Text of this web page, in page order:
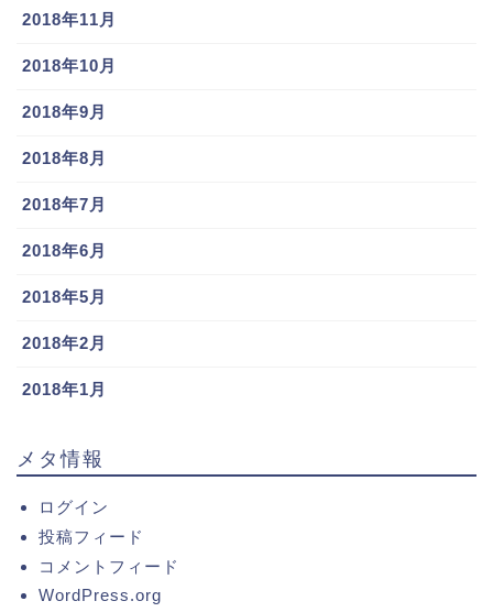
2018年11月
2018年10月
2018年9月
2018年8月
2018年7月
2018年6月
2018年5月
2018年2月
2018年1月
メタ情報
ログイン
投稿フィード
コメントフィード
WordPress.org